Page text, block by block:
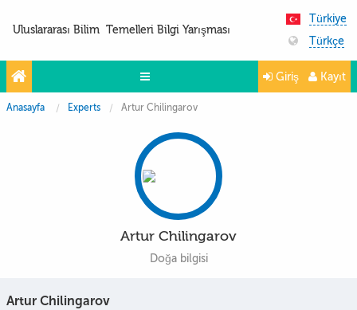
Uluslararası Bilim Temelleri Bilgi Yarışması
Türkiye
Türkçe
Yarışmalar
Giriş Kayıt
Anasayfa Experts Artur Chilingarov
Artur Chilingarov
Doğa bilgisi
Artur Chilingarov